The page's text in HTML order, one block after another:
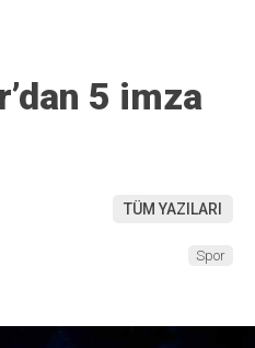
5 imza
TÜM YAZILARI
Spor